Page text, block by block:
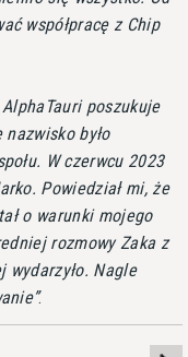
współpracę z Chip
poszukuje
było
W czerwcu 2023
Powiedział mi, że
o warunki mojego
rozmowy Zaka z
Nagle
.